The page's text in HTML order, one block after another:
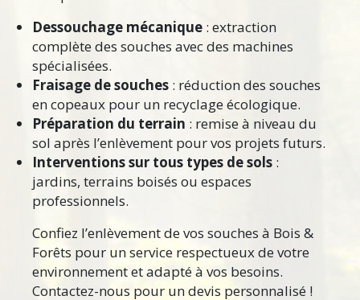
Dessouchage mécanique : extraction
complète des souches avec des machines
spécialisées.
Fraisage de souches : réduction des souches
en copeaux pour un recyclage écologique.
Préparation du terrain : remise à niveau du
sol après l’enlèvement pour vos projets futurs.
Interventions sur tous types de sols :
jardins, terrains boisés ou espaces
professionnels.
Confiez l’enlèvement de vos souches à Bois &
Forêts pour un service respectueux de votre
environnement et adapté à vos besoins.
Contactez-nous pour un devis personnalisé !